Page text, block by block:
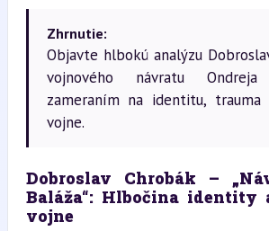
Zhrnutie:
Objavte hlbokú analýzu
vojnového návratu
zameraním na identitu,
vojne.
Dobroslav Chrobák –
Baláža“: Hlbočina identity
vojne